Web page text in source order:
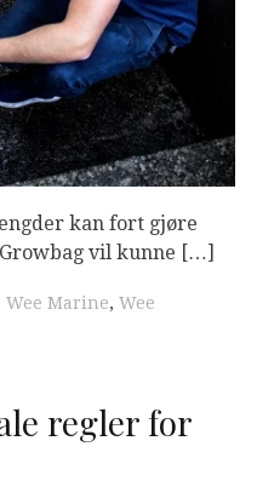
kan fort gjøre
vil kunne […]
Wee Marine, Wee
regler for